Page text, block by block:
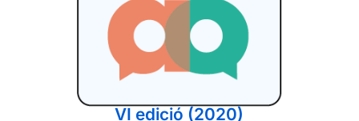
VI edició (2020)